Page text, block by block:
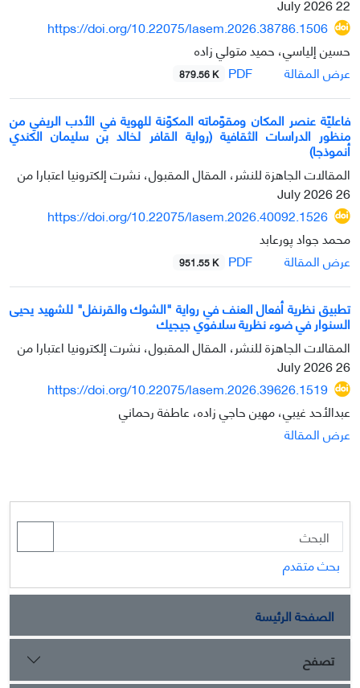
https://doi.org/10.22075/lasem.2026.38786.1506
حسين إلياسي، حميد متولي زاده
عرض المقالة
879.56 K
فاعليّة عنصر المكان ومقوّماته المكوّنة للهوية في الأدب الريفي من
منظور الدراسات الثقافية (رواية القافر لخالد بن سليمان الكندي
أنموذجا)
المقالات الجاهزة للنشر، المقال المقبول، نشرت إلكترونيا اعتبارا من
26 July 2026
https://doi.org/10.22075/lasem.2026.40092.1526
محمد جواد پورعابد
عرض المقالة
951.55 K
تطبيق نظرية أفعال العنف في رواية "الشوك والقرنفل" للشهيد يحيى
السنوار في ضوء نظرية سلافوي جيجيك
المقالات الجاهزة للنشر، المقال المقبول، نشرت إلكترونيا اعتبارا من
26 July 2026
https://doi.org/10.22075/lasem.2026.39626.1519
عبدالأحد غيبي، مهين حاجي زاده، عاطفة رحماني
عرض المقالة
بحث متقدم
الصفحة الرئيسة
تصفح